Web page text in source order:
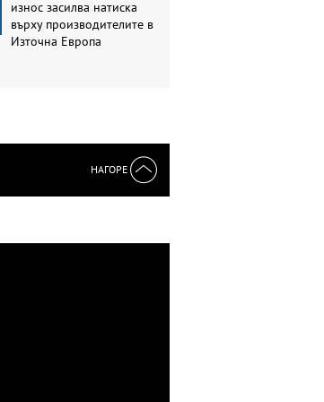
износ засилва натиска
върху производителите в
Източна Европа
НАГОРЕ